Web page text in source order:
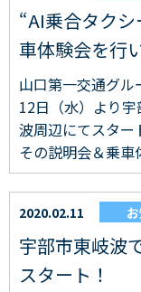
“AI乗合タク
車体験会を行
山口第一交通グル
12日（水）より
波周辺にてスター
その説明会＆乗車
2020.02.11
宇部市東岐波
スタート！